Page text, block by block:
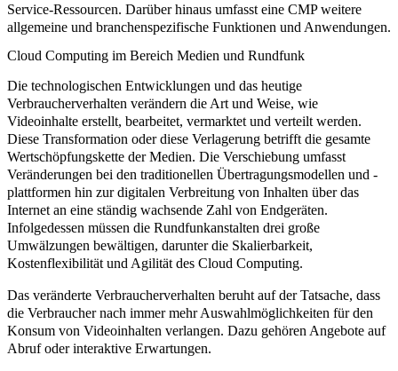
Service-Ressourcen. Darüber hinaus umfasst eine CMP weitere
allgemeine und branchenspezifische Funktionen und Anwendungen.
Cloud Computing im Bereich Medien und Rundfunk
Die technologischen Entwicklungen und das heutige
Verbraucherverhalten verändern die Art und Weise, wie
Videoinhalte erstellt, bearbeitet, vermarktet und verteilt werden.
Diese Transformation oder diese Verlagerung betrifft die gesamte
Wertschöpfungskette der Medien. Die Verschiebung umfasst
Veränderungen bei den traditionellen Übertragungsmodellen und -
plattformen hin zur digitalen Verbreitung von Inhalten über das
Internet an eine ständig wachsende Zahl von Endgeräten.
Infolgedessen müssen die Rundfunkanstalten drei große
Umwälzungen bewältigen, darunter die Skalierbarkeit,
Kostenflexibilität und Agilität des Cloud Computing.
Das veränderte Verbraucherverhalten beruht auf der Tatsache, dass
die Verbraucher nach immer mehr Auswahlmöglichkeiten für den
Konsum von Videoinhalten verlangen. Dazu gehören Angebote auf
Abruf oder interaktive Erwartungen.